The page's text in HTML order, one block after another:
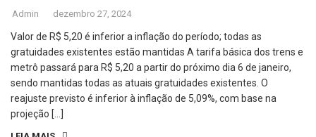
Admin dezembro 27, 2024
Valor de R$ 5,20 é inferior a inflação do período; todas as
gratuidades existentes estão mantidas A tarifa básica dos trens e
metrô passará para R$ 5,20 a partir do próximo dia 6 de janeiro,
sendo mantidas todas as atuais gratuidades existentes. O
reajuste previsto é inferior à inflação de 5,09%, com base na
projeção […]